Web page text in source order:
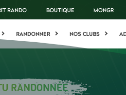
RANDO BOUTIQUE MONGR
RANDONNER NOS CLUBS
RANDONNÉE